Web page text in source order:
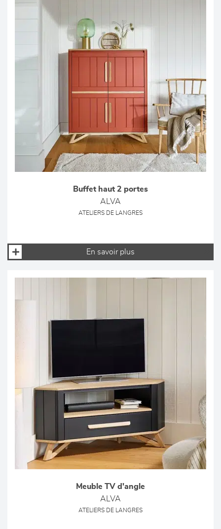
Buffet haut 2 portes
ALVA
ATELIERS DE LANGRES
En savoir plus
Meuble TV d'angle
ALVA
ATELIERS DE LANGRES